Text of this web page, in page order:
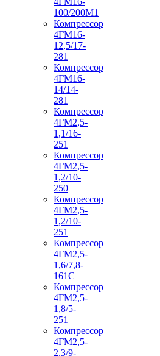
100/200М1
Компрессор
4ГМ16-
12,5/17-
281
Компрессор
4ГМ16-
14/14-
281
Компрессор
4ГМ2,5-
1,1/16-
251
Компрессор
4ГМ2,5-
1,2/10-
250
Компрессор
4ГМ2,5-
1,2/10-
251
Компрессор
4ГМ2,5-
1,6/7,8-
161С
Компрессор
4ГМ2,5-
1,8/5-
251
Компрессор
4ГМ2,5-
2,3/9-